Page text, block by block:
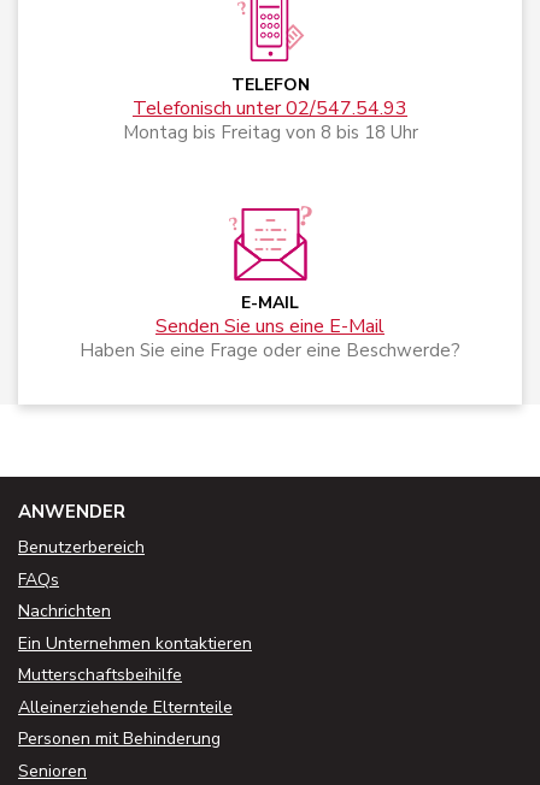
TELEFON
Telefonisch unter 02/547.54.93
Montag bis Freitag von 8 bis 18 Uhr
E-MAIL
Senden Sie uns eine E-Mail
Haben Sie eine Frage oder eine Beschwerde?
ANWENDER
Benutzerbereich
FAQs
Nachrichten
Ein Unternehmen kontaktieren
Mutterschaftsbeihilfe
Alleinerziehende Elternteile
Personen mit Behinderung
Senioren